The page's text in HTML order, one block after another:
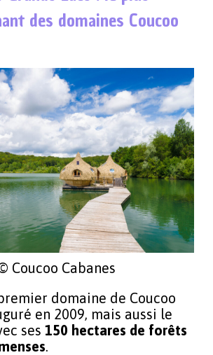
des domaines Coucoo
Coucoo Cabanes
domaine de Coucoo
en 2009, mais aussi le
ses 150 hectares de forêts
.